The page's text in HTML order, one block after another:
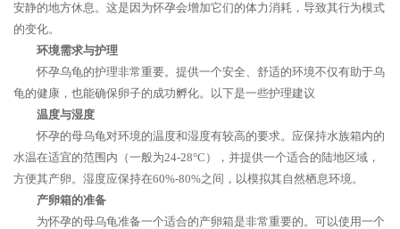
安静的地方休息。这是因为怀孕会增加它们的体力消耗，导致其行为模式
的变化。
环境需求与护理
怀孕乌龟的护理非常重要。提供一个安全、舒适的环境不仅有助于乌
龟的健康，也能确保卵子的成功孵化。以下是一些护理建议
温度与湿度
怀孕的母乌龟对环境的温度和湿度有较高的要求。应保持水族箱内的
水温在适宜的范围内（一般为24-28°C），并提供一个适合的陆地区域，
方便其产卵。湿度应保持在60%-80%之间，以模拟其自然栖息环境。
产卵箱的准备
为怀孕的母乌龟准备一个适合的产卵箱是非常重要的。可以使用一个